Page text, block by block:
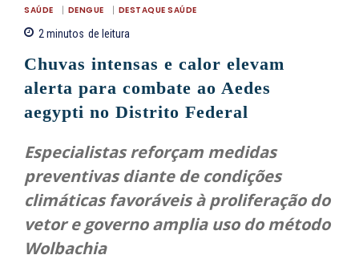
SAÚDE DENGUE DESTAQUE SAÚDE
2minutos de leitura
Chuvas intensas e calor elevam
alerta para combate ao Aedes
aegypti no Distrito Federal
Especialistas reforçam medidas
preventivas diante de condições
climáticas favoráveis à proliferação do
vetor e governo amplia uso do método
Wolbachia